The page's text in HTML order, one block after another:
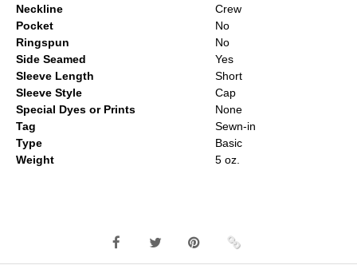
Neckline
Crew
Pocket
No
Ringspun
No
Side Seamed
Yes
Sleeve Length
Short
Sleeve Style
Cap
Special Dyes or Prints
None
Tag
Sewn-in
Type
Basic
Weight
5 oz.